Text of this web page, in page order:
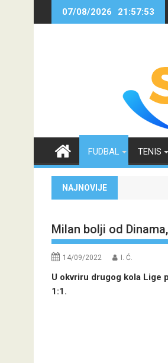
07/08/2026 21:57:54
FUDBAL TENIS
NAJNOVIJE
Milan bolji od
14/09/2022 I. Ć.
U okvriru drugog kola Lige
1:1.